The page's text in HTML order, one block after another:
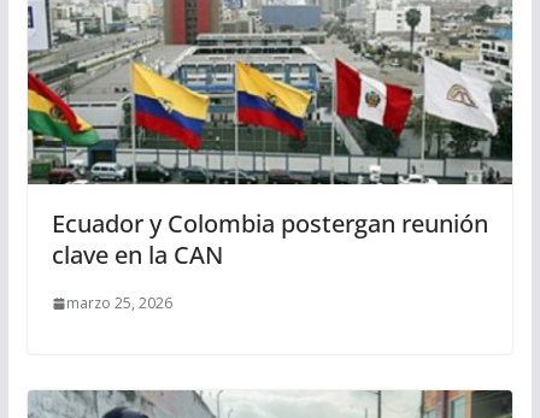
Ecuador y Colombia postergan reunión
clave en la CAN
marzo 25, 2026